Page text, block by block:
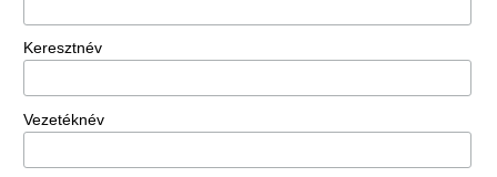
Keresztnév
Vezetéknév